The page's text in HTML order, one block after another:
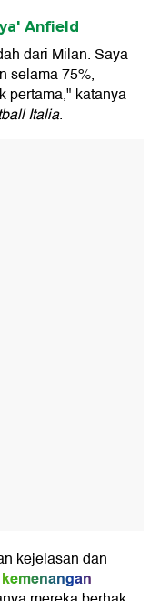
Anfield
dari Milan. Saya
selama 75%,
pertama," katanya
Italia.
kejelasan dan
kemenangan